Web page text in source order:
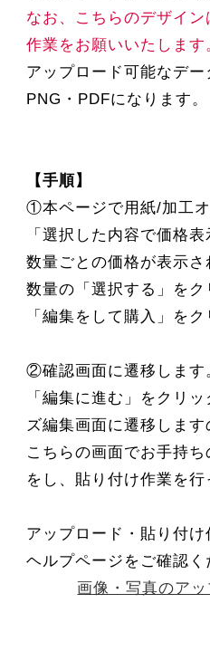
なお、こちらのデザイ
作業をお願いいたします
アップロード可能なデー
PNG・PDFになります。
【手順】
①本ページで用紙/加工オ
「選択した内容で価格表
数量ごとの価格が表示
数量の「選択する」をク
「編集をして購入」をク
②確認画面に遷移します
「編集に進む」をクリ
ズ編集画面に遷移します
こちらの画面でお手持
をし、貼り付け作業を行
アップロード・貼り付
ヘルプページをご確認く
画像・写真のア